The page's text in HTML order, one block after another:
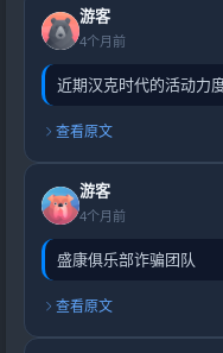
游客
4个月前
近期汉克时代的活动力
查看原文
游客
4个月前
盛康俱乐部诈骗团队
查看原文